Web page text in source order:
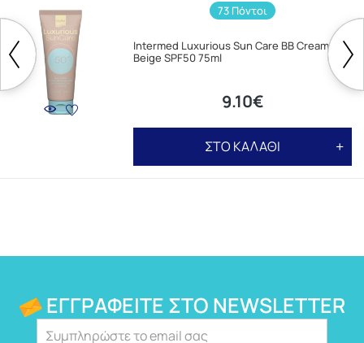
73 Πόντοι
Intermed Luxurious Sun Care BB Cream
Beige SPF50 75ml
9.10€
ΣΤΟ ΚΑΛΑΘΙ
ΕΓΓΡΑΦΕΊΤΕ ΣΤΟ NEWSLETTER